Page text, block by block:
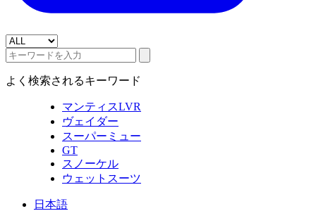
よく検索されるキーワード
マンティスLVR
ヴェイダー
スーパーミュー
GT
スノーケル
ウェットスーツ
日本語